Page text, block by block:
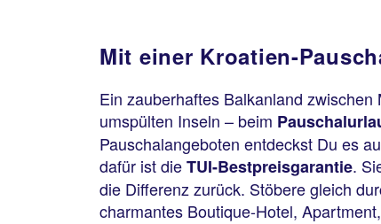
Mit einer Kroatien-
Ein zauberhaftes Balkanland
umspülten Inseln – beim
Pauschalangeboten entdeckst Du es
dafür ist dieTUI-Bestpreisgarantie.
die Differenz zurück. Stöbere gleich
charmantes Boutique-Hotel,